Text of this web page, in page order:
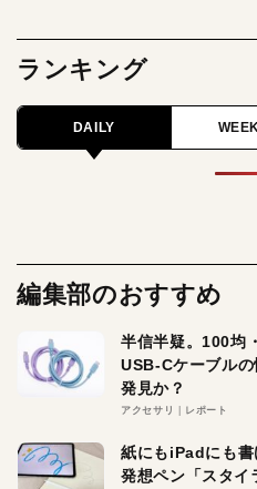
ランキング
DAILY
編集部のおすすめ
半信半疑。100均
USB-Cケーブル
発見か？
アクセサリ レポート
紙にもiPadにも
発想ペン「スタイ